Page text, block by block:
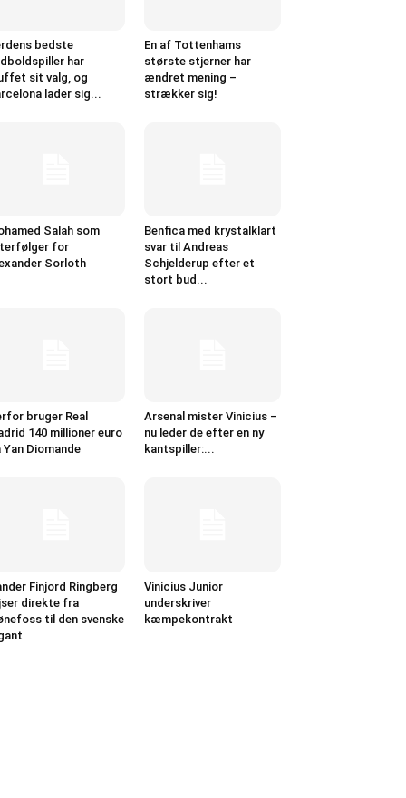
bedste
har
sit valg, og
lader sig...
En af Tottenhams
største stjerner har
ændret mening –
strækker sig!
Salah som
for
Sorloth
Benfica med krystalklart
svar til Andreas
Schjelderup efter et
stort bud...
bruger Real
140 millioner euro
Yan Diomande
Arsenal mister Vinicius –
nu leder de efter en ny
kantspiller:...
Finjord Ringberg
direkte fra
til den svenske
Vinicius Junior
underskriver
kæmpekontrakt